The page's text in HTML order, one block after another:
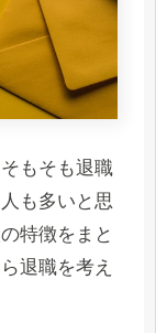
もそも退職
も多いと思
特徴をまと
退職を考え